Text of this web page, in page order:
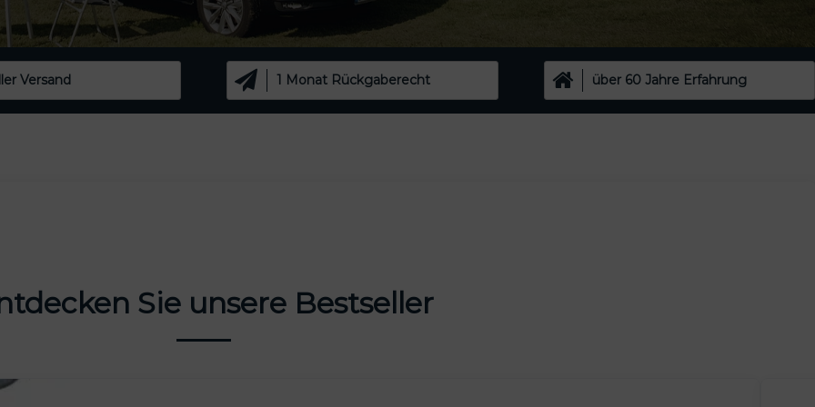
Versand 1 Monat Rückgaberecht über 60 Jahre Erfahrung
Sie unsere Bestseller